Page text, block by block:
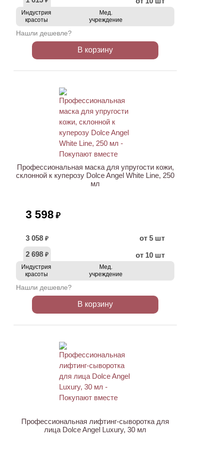
Индустрия
красоты
Мед.
учреждение
Нашли дешевле?
В корзину
Профессиональная маска для упругости кожи,
склонной к куперозу Dolce Angel White Line, 250
мл
3 598 ₽
3 058 ₽
от 5 шт
2 698 ₽ от 10 шт
Индустрия
красоты
Мед.
учреждение
Нашли дешевле?
В корзину
Профессиональная лифтинг-сыворотка для
лица Dolce Angel Luxury, 30 мл